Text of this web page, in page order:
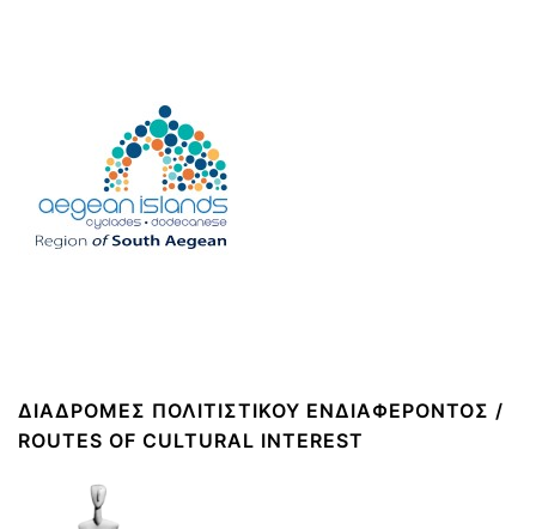
ΔΙΑΔΡΟΜΈΣ ΠΟΛΙΤΙΣΤΙΚΟΎ ΕΝΔΙΑΦΈΡΟΝΤΟΣ /
ROUTES OF CULTURAL INTEREST